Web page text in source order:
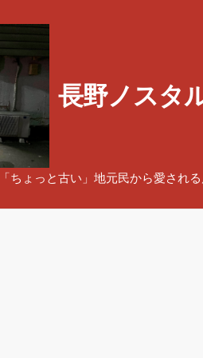
長野ノスタ
ちょっと古い」地元民から愛され